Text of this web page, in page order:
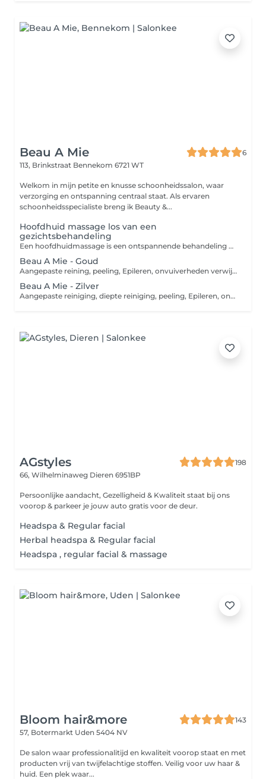
Beau A Mie
6
113, Brinkstraat Bennekom 6721 WT
Welkom in mijn petite en knusse schoonheidssalon, waar
verzorging en ontspanning centraal staat. Als ervaren
schoonheidsspecialiste breng ik Beauty &...
Hoofdhuid massage los van een
gezichtsbehandeling
Een hoofdhuidmassage is een ontspannende behandeling waarbij het hoofd, de nek en de schouders met zachte druk en strijkingen worden gemasseerd. Behandeling die ook als extra geboekt kan worden bij andere behandelingen.
Beau A Mie - Goud
Aangepaste reining, peeling, Epileren, onvuiverheden verwijderen, Lymfedrainage massage 20min. met glazen klokjes van gelaat- hals- decollaté, Manuele massage 25 min. van gelaat- hals- decollaté- nek & schouders, Aangepast masker, Afsluitende huidvezorging incl. elixer of serum.
Beau A Mie - Zilver
Aangepaste reiniging, diepte reiniging, peeling, Epileren, onzuiverheden verwijderen, Manuele massage OF Lymfedrainage ca.25 min. van gelaat- hals- decolleté- nek & schouders, Aangepast masker, Afsluitende huidverzorging incl. elixer of serum.
AGstyles
198
66, Wilhelminaweg Dieren 6951BP
Persoonlijke aandacht, Gezelligheid & Kwaliteit staat bij ons
voorop & parkeer je jouw auto gratis voor de deur.
Headspa & Regular facial
Herbal headspa & Regular facial
Headspa , regular facial & massage
Bloom hair&more
143
57, Botermarkt Uden 5404 NV
De salon waar professionalitijd en kwaliteit voorop staat en met
producten vrij van twijfelachtige stoffen. Veilig voor uw haar &
huid. Een plek waar...